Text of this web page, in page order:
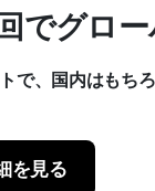
でグロー
で、国内はもち
を見る